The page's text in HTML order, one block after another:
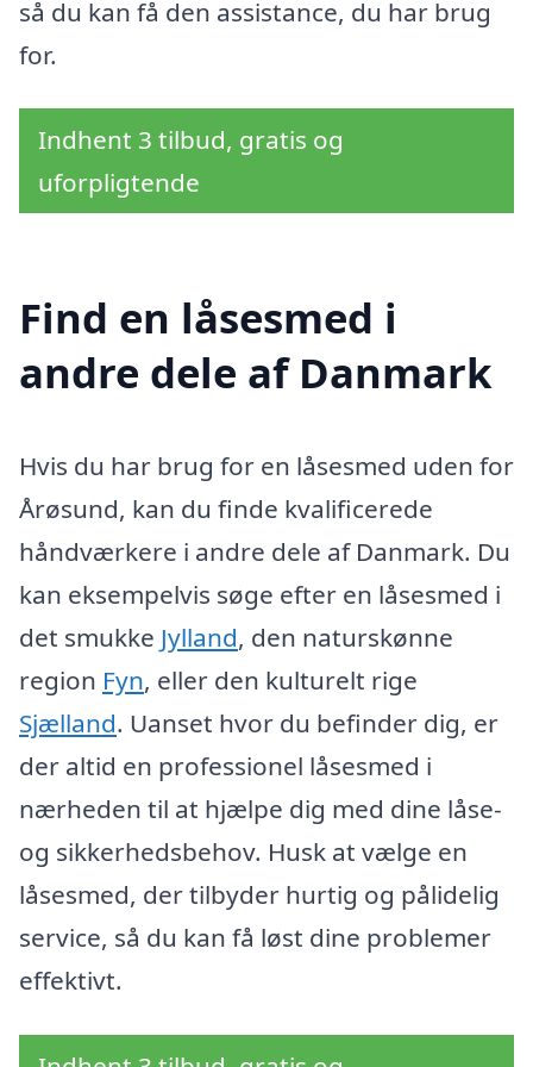
så du kan få den assistance, du har brug
for.
Indhent 3 tilbud, gratis og
uforpligtende
Find en låsesmed i
andre dele af Danmark
Hvis du har brug for en låsesmed uden for
Årøsund, kan du finde kvalificerede
håndværkere i andre dele af Danmark. Du
kan eksempelvis søge efter en låsesmed i
det smukke Jylland, den naturskønne
region Fyn, eller den kulturelt rige
Sjælland. Uanset hvor du befinder dig, er
der altid en professionel låsesmed i
nærheden til at hjælpe dig med dine låse-
og sikkerhedsbehov. Husk at vælge en
låsesmed, der tilbyder hurtig og pålidelig
service, så du kan få løst dine problemer
effektivt.